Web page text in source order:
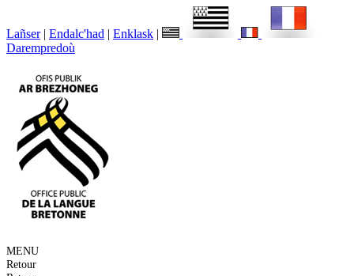
Lañser | Endalc'had | Enklask |
Darempredoù
MENU
Retour